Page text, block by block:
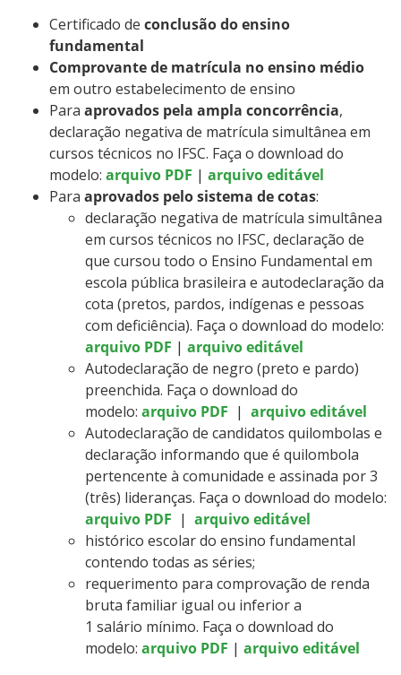
Certificado de conclusão do ensino
fundamental
Comprovante de matrícula no ensino médio
em outro estabelecimento de ensino
Para aprovados pela ampla concorrência,
declaração negativa de matrícula simultânea em
cursos técnicos no IFSC. Faça o download do
modelo: arquivo PDF | arquivo editável
Para aprovados pelo sistema de cotas:
declaração negativa de matrícula simultânea
em cursos técnicos no IFSC, declaração de
que cursou todo o Ensino Fundamental em
escola pública brasileira e autodeclaração da
cota (pretos, pardos, indígenas e pessoas
com deficiência). Faça o download do modelo:
arquivo PDF | arquivo editável
Autodeclaração de negro (preto e pardo)
preenchida. Faça o download do
modelo: arquivo PDF | arquivo editável
Autodeclaração de candidatos quilombolas e
declaração informando que é quilombola
pertencente à comunidade e assinada por 3
(três) lideranças. Faça o download do modelo:
arquivo PDF | arquivo editável
histórico escolar do ensino fundamental
contendo todas as séries;
requerimento para comprovação de renda
bruta familiar igual ou inferior a
1 salário mínimo. Faça o download do
modelo: arquivo PDF | arquivo editável